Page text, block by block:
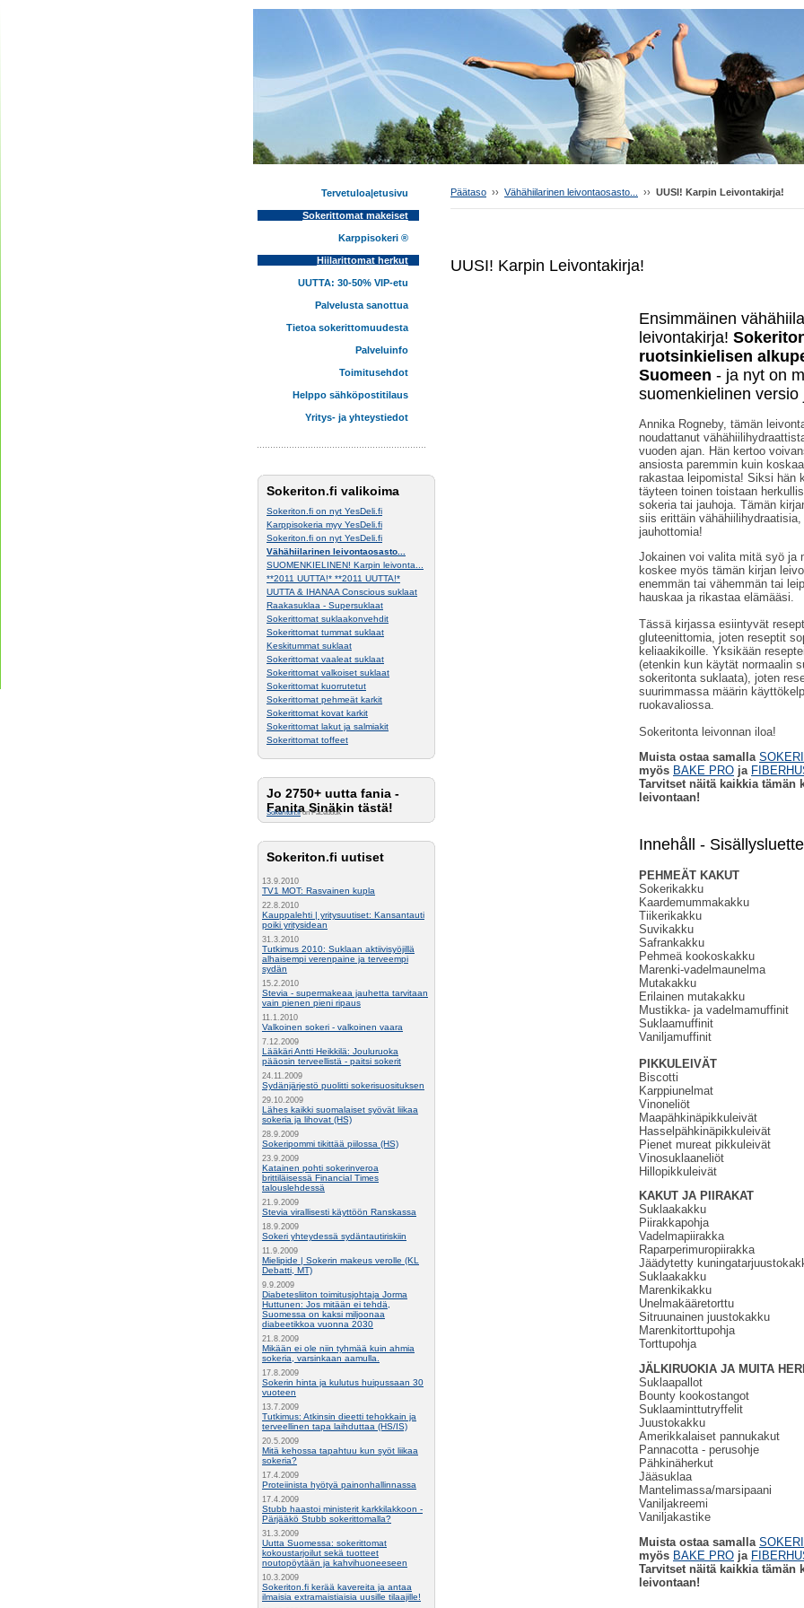
Tervetuloa|etusivu
Sokerittomat makeiset
Karppisokeri ®
Hiilarittomat herkut
UUTTA: 30-50% VIP-etu
Palvelusta sanottua
Tietoa sokerittomuudesta
Palveluinfo
Toimitusehdot
Helppo sähköpostitilaus
Yritys- ja yhteystiedot
Sokeriton.fi valikoima
Sokeriton.fi on nyt YesDeli.fi
Karppisokeria myy YesDeli.fi
Sokeriton.fi on nyt YesDeli.fi
Vähähiilarinen leivontaosasto...
SUOMENKIELINEN! Karpin leivonta...
**2011 UUTTA!* **2011 UUTTA!*
UUTTA & IHANAA Conscious suklaat
Raakasuklaa - Supersuklaat
Sokerittomat suklaakonvehdit
Sokerittomat tummat suklaat
Keskitummat suklaat
Sokerittomat vaaleat suklaat
Sokerittomat valkoiset suklaat
Sokerittomat kuorrutetut
Sokerittomat pehmeät karkit
Sokerittomat kovat karkit
Sokerittomat lakut ja salmiakit
Sokerittomat toffeet
Jo 2750+ uutta fania -
Fanita Sinäkin tästä!
Sokeriton.fion Facebook
Sokeriton.fi uutiset
13.9.2010
TV1 MOT: Rasvainen kupla
22.8.2010
Kauppalehti | yritysuutiset: Kansantauti
poiki yritysidean
31.3.2010
Tutkimus 2010: Suklaan aktiivisyöjillä
alhaisempi verenpaine ja terveempi
sydän
15.2.2010
Stevia - supermakeaa jauhetta tarvitaan
vain pienen pieni ripaus
11.1.2010
Valkoinen sokeri - valkoinen vaara
7.12.2009
Lääkäri Antti Heikkilä: Jouluruoka
pääosin terveellistä - paitsi sokerit
24.11.2009
Sydänjärjestö puolitti sokerisuosituksen
29.10.2009
Lähes kaikki suomalaiset syövät liikaa
sokeria ja lihovat (HS)
28.9.2009
Sokeripommi tikittää piilossa (HS)
23.9.2009
Katainen pohti sokerinveroa
brittiläisessä Financial Times
talouslehdessä
21.9.2009
Stevia virallisesti käyttöön Ranskassa
18.9.2009
Sokeri yhteydessä sydäntautiriskiin
11.9.2009
Mielipide | Sokerin makeus verolle (KL
Debatti, MT)
9.9.2009
Diabetesliiton toimitusjohtaja Jorma
Huttunen: Jos mitään ei tehdä,
Suomessa on kaksi miljoonaa
diabeetikkoa vuonna 2030
21.8.2009
Mikään ei ole niin tyhmää kuin ahmia
sokeria, varsinkaan aamulla.
17.8.2009
Sokerin hinta ja kulutus huipussaan 30
vuoteen
13.7.2009
Tutkimus: Atkinsin dieetti tehokkain ja
terveellinen tapa laihduttaa (HS/IS)
20.5.2009
Mitä kehossa tapahtuu kun syöt liikaa
sokeria?
17.4.2009
Proteiinista hyötyä painonhallinnassa
17.4.2009
Stubb haastoi ministerit karkkilakkoon -
Pärjääkö Stubb sokerittomalla?
31.3.2009
Uutta Suomessa: sokerittomat
kokoustarjoilut sekä tuotteet
noutopöytään ja kahvihuoneeseen
10.3.2009
Sokeriton.fi kerää kavereita ja antaa
ilmaisia extramaistiaisia uusille tilaajille!
Päätaso ›› Vähähiilarinen leivontaosasto... ›› UUSI! Karpin Leivontakirja!
UUSI! Karpin Leivontakirja!
Ensimmäinen
leivontakirja!
ruotsinkielisen
Suomeen - ja nyt on
suomenkielinen versio
Annika Rogneby, tämän
noudattanut
vuoden ajan. Hän kertoo
ansiosta paremmin kuin
rakastaa leipomista! Siksi hän
täyteen toinen toistaan
sokeria tai jauhoja. Tämän
siis erittäin
jauhottomia!
Jokainen voi valita mitä syö ja
koskee myös tämän kirjan
enemmän tai vähemmän tai
hauskaa ja rikastaa elämääsi.
Tässä kirjassa esiintyvät
gluteenittomia, joten reseptit
keliaakikoille. Yksikään
(etenkin kun käytät normaalin
sokeritonta suklaata), joten
suurimmassa määrin
ruokavaliossa.
Sokeritonta leivonnan iloa!
Muista ostaa samalla
myös BAKE PRO ja
Tarvitset näitä kaikkia tämän
leivontaan!
Innehåll -
PEHMEÄT KAKUT
Sokerikakku
Kaardemummakakku
Tiikerikakku
Suvikakku
Safrankakku
Pehmeä kookoskakku
Marenki-vadelmaunelma
Mutakakku
Erilainen mutakakku
Mustikka- ja vadelmamuffinit
Suklaamuffinit
Vaniljamuffinit
PIKKULEIVÄT
Biscotti
Karppiunelmat
Vinoneliöt
Maapähkinäpikkuleivät
Hasselpähkinäpikkuleivät
Pienet mureat pikkuleivät
Vinosuklaaneliöt
Hillopikkuleivät
KAKUT JA PIIRAKAT
Suklaakakku
Piirakkapohja
Vadelmapiirakka
Raparperimuropiirakka
Jäädytetty
Suklaakakku
Marenkikakku
Unelmakääretorttu
Sitruunainen juustokakku
Marenkitorttupohja
Torttupohja
JÄLKIRUOKIA JA MUITA
Suklaapallot
Bounty kookostangot
Suklaaminttutryffelit
Juustokakku
Amerikkalaiset pannukakut
Pannacotta - perusohje
Pähkinäherkut
Jääsuklaa
Mantelimassa/marsipaani
Vaniljakreemi
Vaniljakastike
Muista ostaa samalla
myös BAKE PRO ja
Tarvitset näitä kaikkia tämän
leivontaan!